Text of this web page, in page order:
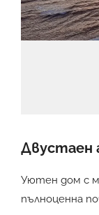
Двустаен
Уютен дом с
пълноценна